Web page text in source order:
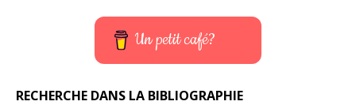
Un petit café?
RECHERCHE DANS LA BIBLIOGRAPHIE